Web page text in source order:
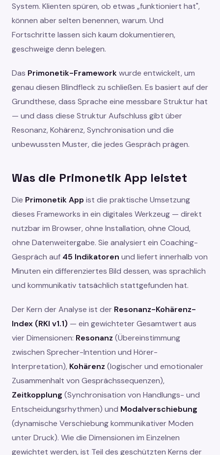
System. Klienten spüren, ob etwas „funktioniert hat",
können aber selten benennen, warum. Und
Fortschritte lassen sich kaum dokumentieren,
geschweige denn belegen.
Das Primonetik-Frameworkwurde entwickelt, um
genau diesen Blindfleck zu schließen. Es basiert auf der
Grundthese, dass Sprache eine messbare Struktur hat
— und dass diese Struktur Aufschluss gibt über
Resonanz, Kohärenz, Synchronisation und die
unbewussten Muster, die jedes Gespräch prägen.
Was die Primonetik App leistet
Die Primonetik App ist die praktische Umsetzung
dieses Frameworks in ein digitales Werkzeug — direkt
nutzbar im Browser, ohne Installation, ohne Cloud,
ohne Datenweitergabe. Sie analysiert ein Coaching-
Gespräch auf 45 Indikatoren und liefert innerhalb von
Minuten ein differenziertes Bild dessen, was sprachlich
und kommunikativ tatsächlich stattgefunden hat.
Der Kern der Analyse ist der Resonanz-Kohärenz-
Index (RKI v1.1) — ein gewichteter Gesamtwert aus
vier Dimensionen: Resonanz (Übereinstimmung
zwischen Sprecher-Intention und Hörer-
Interpretation), Kohärenz (logischer und emotionaler
Zusammenhalt von Gesprächssequenzen),
Zeitkopplung (Synchronisation von Handlungs- und
Entscheidungsrhythmen) und Modalverschiebung
(dynamische Verschiebung kommunikativer Moden
unter Druck). Wie die Dimensionen im Einzelnen
gewichtet werden, ist Teil des geschützten Kerns der